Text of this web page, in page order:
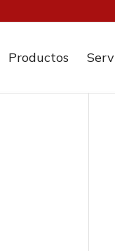
Productos